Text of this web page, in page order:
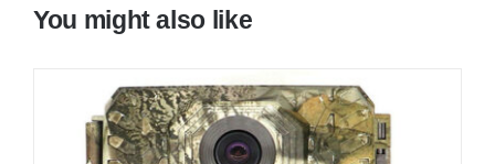
You might also like